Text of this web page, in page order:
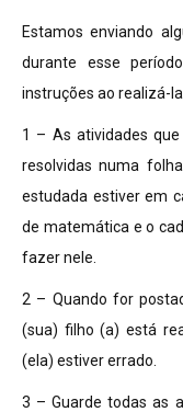
Estamos enviando
durante esse
instruções ao realizá-
1 – As atividades
resolvidas numa
estudada estiver em
de matemática e o
fazer nele.
2 – Quando for
(sua) filho (a) está
(ela) estiver errado.
3 – Guarde todas as